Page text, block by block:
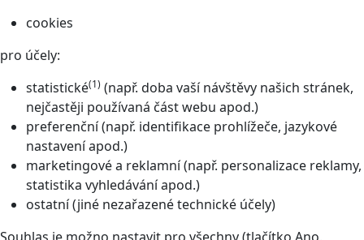
cookies
pro účely:
statistické(1) (např. doba vaší návštěvy našich stránek,
nejčastěji používaná část webu apod.)
preferenční (např. identifikace prohlížeče, jazykové
nastavení apod.)
marketingové a reklamní (např. personalizace reklamy,
statistika vyhledávání apod.)
ostatní (jiné nezařazené technické účely)